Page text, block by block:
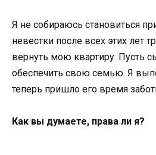
Я не собираюсь становиться
невестки после всех этих лет
вернуть мою квартиру. Пусть
обеспечить свою семью. Я
теперь пришло его время
Как вы думаете, права ли я?